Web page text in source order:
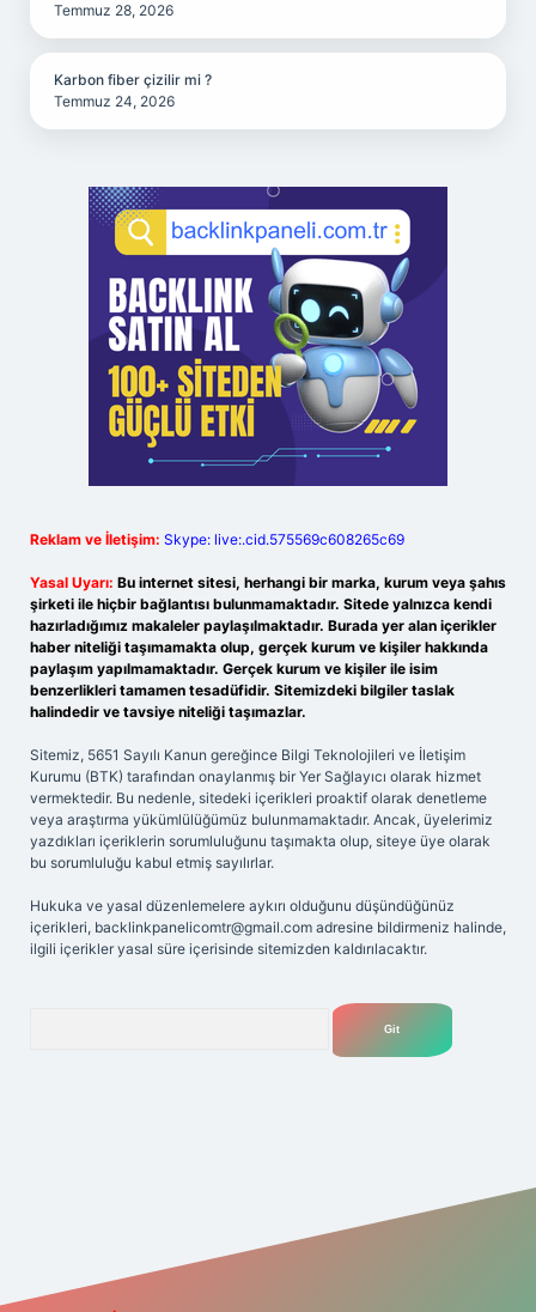
Temmuz 28, 2026
Karbon fiber çizilir mi ?
Temmuz 24, 2026
Reklam ve İletişim: Skype: live:.cid.575569c608265c69
Yasal Uyarı: Bu internet sitesi, herhangi bir marka, kurum veya şahıs
şirketi ile hiçbir bağlantısı bulunmamaktadır. Sitede yalnızca kendi
hazırladığımız makaleler paylaşılmaktadır. Burada yer alan içerikler
haber niteliği taşımamakta olup, gerçek kurum ve kişiler hakkında
paylaşım yapılmamaktadır. Gerçek kurum ve kişiler ile isim
benzerlikleri tamamen tesadüfidir. Sitemizdeki bilgiler taslak
halindedir ve tavsiye niteliği taşımazlar.
Sitemiz, 5651 Sayılı Kanun gereğince Bilgi Teknolojileri ve İletişim
Kurumu (BTK) tarafından onaylanmış bir Yer Sağlayıcı olarak hizmet
vermektedir. Bu nedenle, sitedeki içerikleri proaktif olarak denetleme
veya araştırma yükümlülüğümüz bulunmamaktadır. Ancak, üyelerimiz
yazdıkları içeriklerin sorumluluğunu taşımakta olup, siteye üye olarak
bu sorumluluğu kabul etmiş sayılırlar.
Hukuka ve yasal düzenlemelere aykırı olduğunu düşündüğünüz
içerikleri, backlinkpanelicomtr@gmail.com adresine bildirmeniz halinde,
ilgili içerikler yasal süre içerisinde sitemizden kaldırılacaktır.